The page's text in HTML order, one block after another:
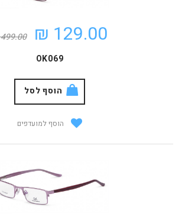
129.00 ₪
499.00 ₪
OK069
הוסף לסל
הוסף למועדפים